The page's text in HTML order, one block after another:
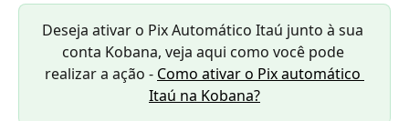
Deseja ativar o Pix Automático Itaú junto à sua
conta Kobana, veja aqui como você pode
realizar a ação - Como ativar o Pix automático
Itaú na Kobana?